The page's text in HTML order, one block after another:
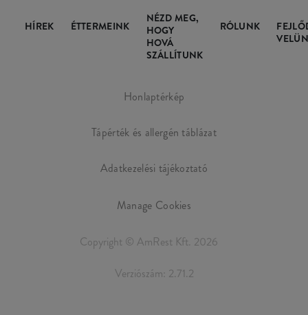
HÍREK ÉTTERMEINK
NÉZD MEG,
HOGY
HOVÁ
SZÁLLÍTUNK
RÓLUNK
Honlaptérkép
Tápérték és allergén táblázat
Adatkezelési tájékoztató
Manage Cookies
Copyright © AmRest Kft. 2026
Verziószám: 2.71.2